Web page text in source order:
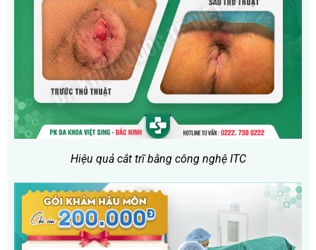
Hiệu quả cắt trĩ bằng công nghệ ITC